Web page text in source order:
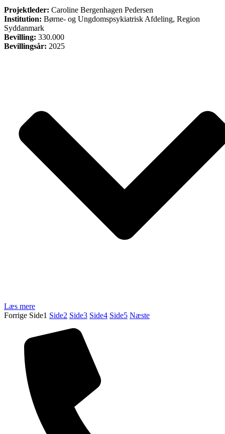
Projektleder: Caroline Bergenhagen Pedersen
Institution: Børne- og Ungdomspsykiatrisk Afdeling, Region
Syddanmark
Bevilling: 330.000
Bevillingsår: 2025
Læs mere
Forrige Side1 Side2 Side3 Side4 Side5 Næste